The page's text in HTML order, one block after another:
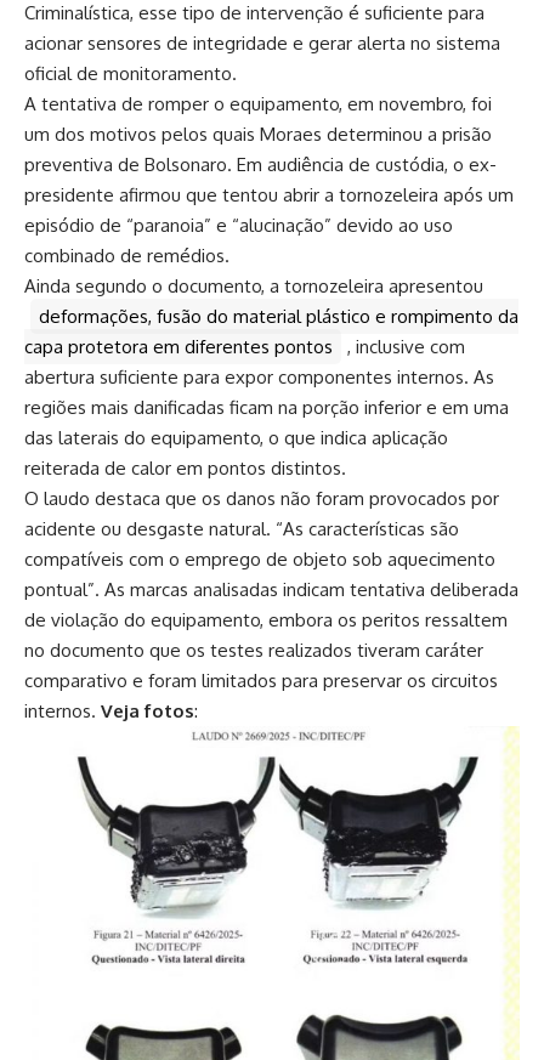
Criminalística, esse tipo de intervenção é suficiente para
acionar sensores de integridade e gerar alerta no sistema
oficial de monitoramento.
A tentativa de romper o equipamento, em novembro, foi
um dos motivos pelos quais Moraes determinou a prisão
preventiva de Bolsonaro. Em audiência de custódia, o ex-
presidente afirmou que tentou abrir a tornozeleira após um
episódio de “paranoia” e “alucinação” devido ao uso
combinado de remédios.
Ainda segundo o documento, a tornozeleira apresentou
deformações, fusão do material plástico e rompimento da
capa protetora em diferentes pontos
, inclusive com
abertura suficiente para expor componentes internos. As
regiões mais danificadas ficam na porção inferior e em uma
das laterais do equipamento, o que indica aplicação
reiterada de calor em pontos distintos.
O laudo destaca que os danos não foram provocados por
acidente ou desgaste natural. “As características são
compatíveis com o emprego de objeto sob aquecimento
pontual”. As marcas analisadas indicam tentativa deliberada
de violação do equipamento, embora os peritos ressaltem
no documento que os testes realizados tiveram caráter
comparativo e foram limitados para preservar os circuitos
internos. Veja fotos: